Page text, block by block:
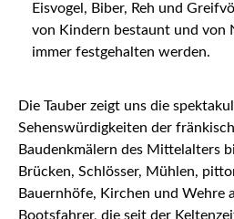
Eisvogel, Biber, Reh und
von Kindern bestaunt und
immer festgehalten werden.
Die Tauber zeigt uns die
Sehenswürdigkeiten der
Baudenkmälern des Mittelalters
Brücken, Schlösser, Mühlen,
Bauernhöfe, Kirchen und Wehre
Bootsfahrer, die seit der